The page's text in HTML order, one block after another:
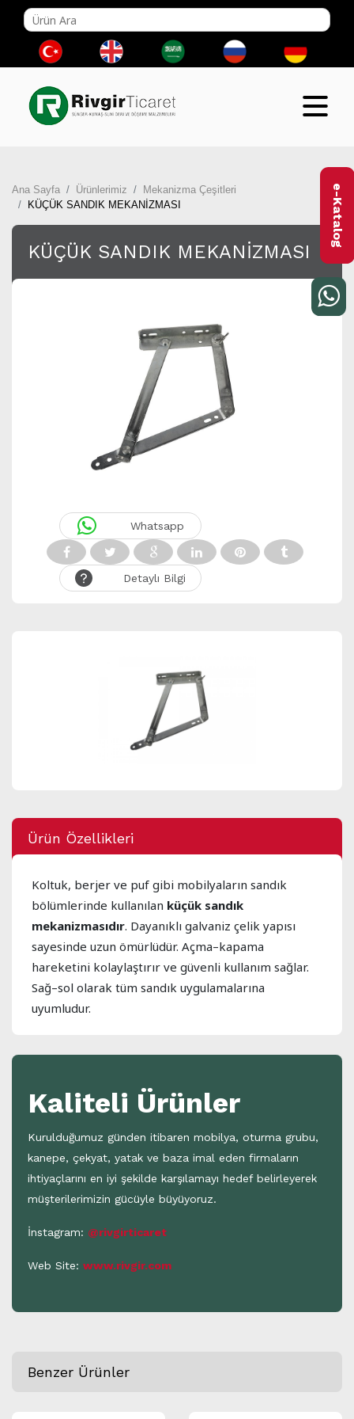
Ana Sayfa Ürünlerimiz
Mekanizma Çeşitleri
KÜÇÜK SANDIK MEKANİZMASI
KÜÇÜK SANDIK MEKANİZMASI
Whatsapp
Detaylı Bilgi
Ürün Özellikleri
Koltuk, berjer ve puf gibi mobilyaların sandık
bölümlerinde kullanılan küçük sandık
mekanizmasıdır. Dayanıklı galvaniz çelik yapısı
sayesinde uzun ömürlüdür. Açma–kapama
hareketini kolaylaştırır ve güvenli kullanım sağlar.
Sağ–sol olarak tüm sandık uygulamalarına
uyumludur.
Kaliteli Ürünler
Kurulduğumuz günden itibaren mobilya, oturma grubu,
kanepe, çekyat, yatak ve baza imal eden firmaların
ihtiyaçlarını en iyi şekilde karşılamayı hedef belirleyerek
müşterilerimizin gücüyle büyüyoruz.
İnstagram: @rivgirticaret
Web Site: www.rivgir.com
Benzer Ürünler
e-Katalog